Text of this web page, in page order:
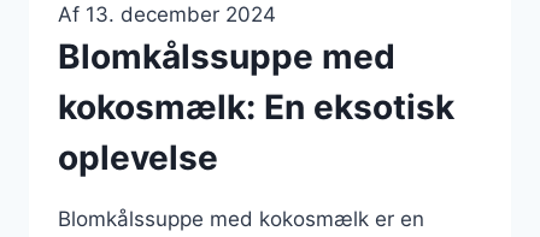
Af 13. december 2024
Blomkålssuppe med
kokosmælk: En eksotisk
oplevelse
Blomkålssuppe med kokosmælk er en